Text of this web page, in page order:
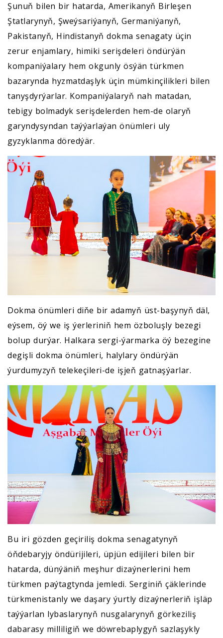
Şunuň bilen bir hatarda, Amerikanyň Birleşen
Ştatlarynyň, Şweýsariýanyň, Germaniýanyň,
Pakistanyň, Hindistanyň dokma senagaty üçin
zerur enjamlary, himiki serişdeleri öndürýän
kompaniýalary hem okgunly ösýän türkmen
bazarynda hyzmatdaşlyk üçin mümkinçilikleri bilen
tanyşdyrýarlar. Kompaniýalaryň nah matadan,
tebigy bolmadyk serişdelerden hem-de olaryň
garyndysyndan taýýarlaýan önümleri uly
gyzyklanma döredýär.
Dokma önümleri diňe bir adamyň üst-başynyň däl,
eýsem, öý we iş ýerleriniň hem özboluşly bezegi
bolup durýar. Halkara sergi-ýarmarka öý bezegine
degişli dokma önümleri, halylary öndürýän
ýurdumyzyň telekeçileri-de işjeň gatnaşýarlar.
Bu iri gözden geçiriliş dokma senagatynyň
öňdebaryjy öndürijileri, üpjün edijileri bilen bir
hatarda, dünýäniň meşhur dizaýnerlerini hem
türkmen paýtagtynda jemledi. Serginiň çäklerinde
türkmenistanly we daşary ýurtly dizaýnerleriň işläp
taýýarlan lybaslarynyň nusgalarynyň görkeziliş
dabarasy milliligiň we döwrebaplygyň sazlaşykly